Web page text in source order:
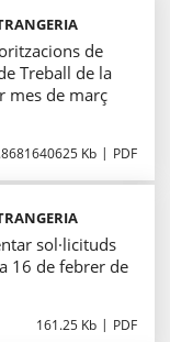
de
Treball de la
mes de març
Kb PDF
sol·licituds
16 de febrer de
161.25 Kb PDF